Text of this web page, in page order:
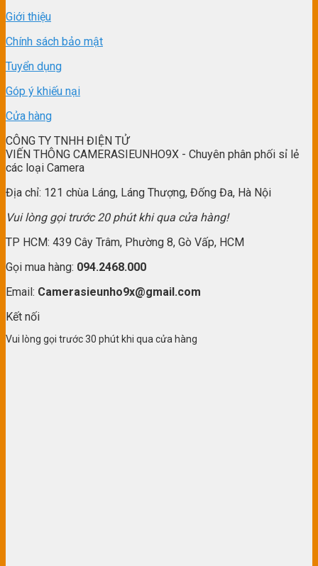
Giới thiệu
Chính sách bảo mật
Tuyển dụng
Góp ý khiếu nại
Cửa hàng
CÔNG TY TNHH ĐIỆN TỬ
VIẾN THÔNG CAMERASIEUNHO9X - Chuyên phân phối sỉ lẻ
các loại Camera
Địa chỉ: 121 chùa Láng, Láng Thượng, Đống Đa, Hà Nội
Vui lòng gọi trước 20 phút khi qua cửa hàng!
TP HCM: 439 Cây Trâm, Phường 8, Gò Vấp, HCM
Gọi mua hàng: 094.2468.000
Email: Camerasieunho9x@gmail.com
Kết nối
Vui lòng gọi trước 30 phút khi qua cửa hàng